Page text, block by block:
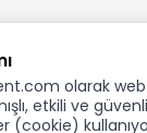
ve Tic. A.Ş.'nin
olarak
etkili ve
(cookie)